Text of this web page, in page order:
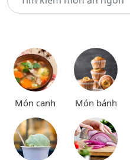
Món canh Món bánh